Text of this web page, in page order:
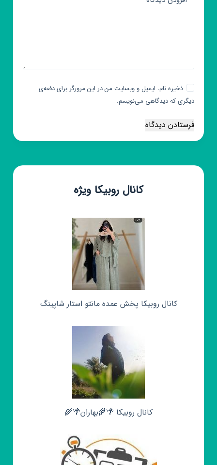
ذخیره نام، ایمیل و وبسایت من در این مرورگر برای دفعه‌ی
دیگری که دیدگاهی می‌نویسم.
فرستادن دیدگاه
کانال روبیکا ویژه
کانال روبیکا پخش عمده مانتو استار شاپینگ
کانال روبیکا 🌴🌾بهاران🌴🌾